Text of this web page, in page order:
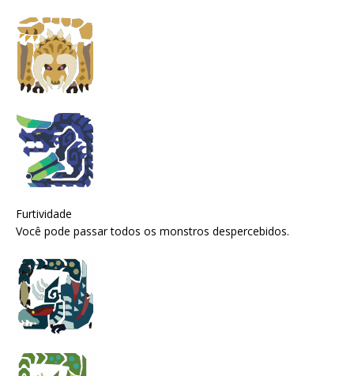
Furtividade
Você pode passar todos os monstros despercebidos.